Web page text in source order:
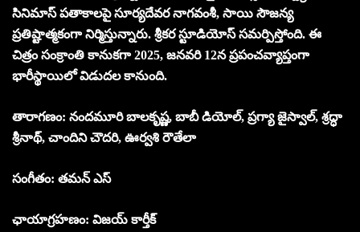
సినిమాస్‌ పతాకాలపై సూర్యదేవర నాగవంశీ, సాయి సౌజన్య
ప్రతిష్టాత్మకంగా నిర్మిస్తున్నారు. శ్రీకర స్టూడియోస్ సమర్పిస్తోంది. ఈ
చిత్రం సంక్రాంతి కానుకగా 2025, జనవరి 12న ప్రపంచవ్యాప్తంగా
భారీస్థాయిలో విడుదల కానుంది.
తారాగణం: నందమూరి బాలకృష్ణ, బాబీ డియోల్, ప్రగ్యా జైస్వాల్, శ్రద్ధా
శ్రీనాథ్, చాందిని చౌదరి, ఊర్వశి రౌతేలా
సంగీతం: తమన్ ఎస్
ఛాయాగ్రహణం: విజయ్ కార్తీక్